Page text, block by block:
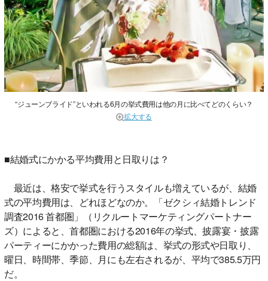
“ジューンブライド”といわれる6月の挙式費用は他の月に比べてどのくらい？
拡大する
■結婚式にかかる平均費用と日取りは？
最近は、格安で挙式を行うスタイルも増えているが、結婚
式の平均費用は、どれほどなのか。「ゼクシィ結婚トレンド
調査2016 首都圏」（リクルートマーケティングパートナー
ズ）によると、首都圏における2016年の挙式、披露宴・披露
パーティーにかかった費用の総額は、挙式の形式や日取り、
曜日、時間帯、季節、月にも左右されるが、平均で385.5万円
だ。